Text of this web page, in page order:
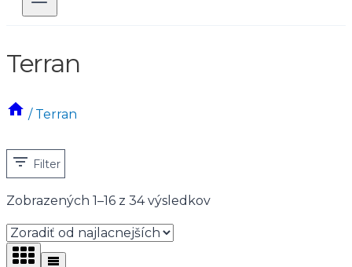
Terran
/ Terran
Filter
Zobrazených 1–16 z 34 výsledkovZoradené